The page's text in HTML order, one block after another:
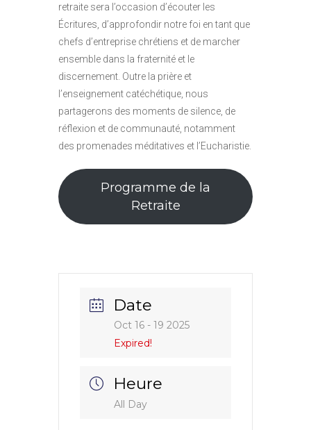
retraite sera l’occasion d’écouter les
Écritures, d’approfondir notre foi en tant que
chefs d’entreprise chrétiens et de marcher
ensemble dans la fraternité et le
discernement. Outre la prière et
l’enseignement catéchétique, nous
partagerons des moments de silence, de
réflexion et de communauté, notamment
des promenades méditatives et l’Eucharistie.
Programme de la
Retraite
Date
Oct 16 - 19 2025
Expired!
Heure
All Day